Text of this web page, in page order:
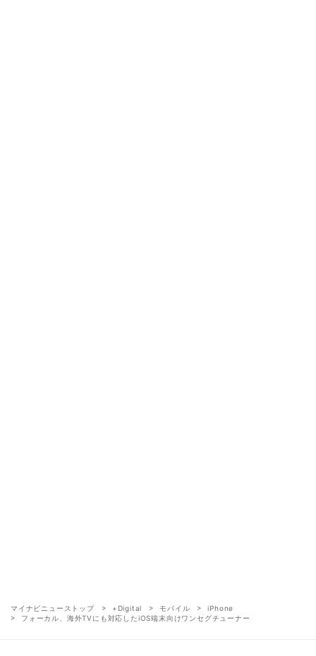
マイナビニューストップ +Digital モバイル
iPhone
フォーカル、海外TVにも対応したiOS端末向けワンセグチューナー